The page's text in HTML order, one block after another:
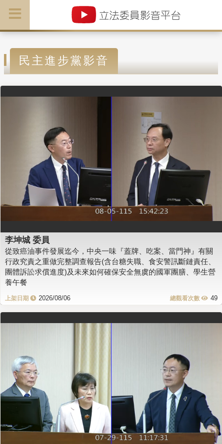
民主進步黨影音
李坤城 委員
從致癌油事件發展迄今，中央一味『蓋牌、吃案、當門神』有關
行政究責之重做完整調查報告(含台糖失職、食安警訊斷鏈責任、
團體訴訟求償進度)及未來如何確保安全無虞的國軍團膳、學生營
養午餐
2026/08/06 49